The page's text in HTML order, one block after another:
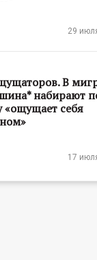
29
В
набирают
себя
17